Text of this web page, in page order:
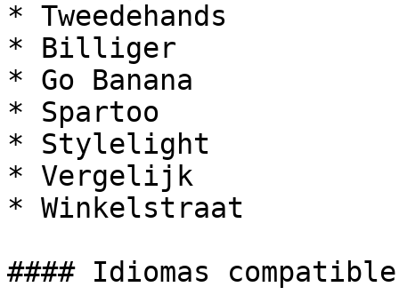
* Tweedehands
* Billiger
* Go Banana
* Spartoo
* Stylelight
* Vergelijk
* Winkelstraat
#### Idiomas